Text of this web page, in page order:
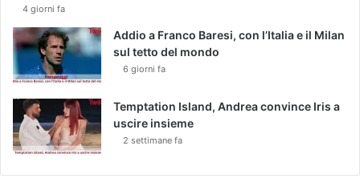
4 giorni fa
Addio a Franco Baresi, con l’Italia e il Milan
sul tetto del mondo
6 giorni fa
Temptation Island, Andrea convince Iris a
uscire insieme
2 settimane fa